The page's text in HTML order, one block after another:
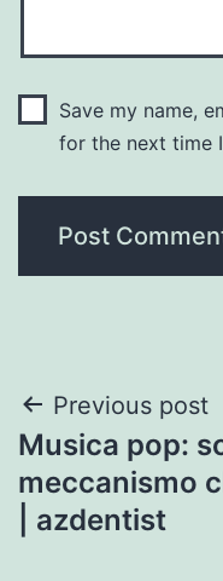
Save my name,
for the next time
Post
Previous post
Musica pop:
meccanismo
| azdentist